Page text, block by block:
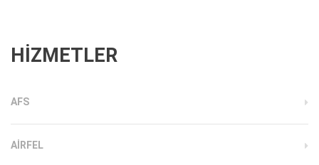
HİZMETLER
AFS
AIRFEL